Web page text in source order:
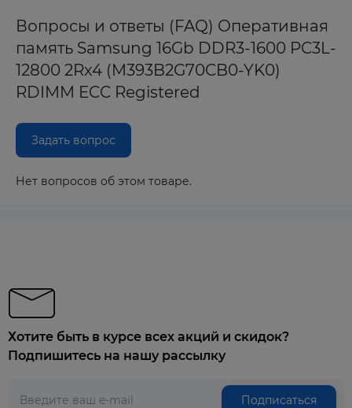
Вопросы и ответы (FAQ) Оперативная
память Samsung 16Gb DDR3-1600 PC3L-
12800 2Rx4 (M393B2G70CB0-YK0)
RDIMM ECC Registered
Задать вопрос
Нет вопросов об этом товаре.
Хотите быть в курсе всех акций и скидок?
Подпишитесь на нашу рассылку
Подписаться